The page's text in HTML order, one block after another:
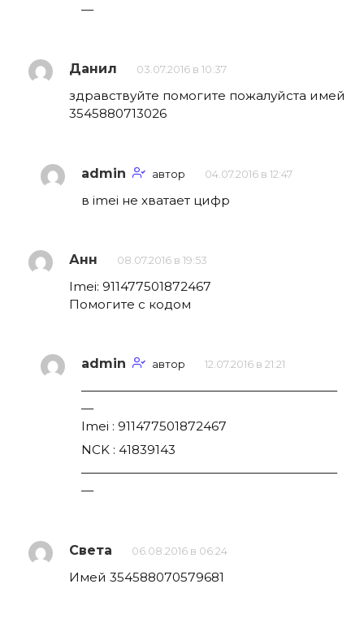
—
Данил 03.07.2016 в 10:37
здравствуйте помогите пожалуйста имей
3545880713026
admin автор 04.07.2016 в 12:47
в imei не хватает цифр
Анн 08.07.2016 в 19:53
Imei: 911477501872467
Помогите с кодом
admin автор 12.07.2016 в 21:21
—————————————————————
—
Imei : 911477501872467
NCK : 41839143
—————————————————————
—
Света 06.08.2016 в 06:24
Имей 354588070579681